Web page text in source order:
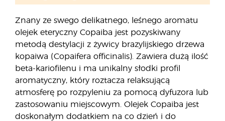
Znany ze swego delikatnego, leśnego aromatu
olejek eteryczny Copaiba jest pozyskiwany
metodą destylacji z żywicy brazylijskiego drzewa
kopaiwa (Copaifera officinalis). Zawiera dużą ilość
beta-kariofilenu i ma unikalny słodki profil
aromatyczny, który roztacza relaksującą
atmosferę po rozpyleniu za pomocą dyfuzora lub
zastosowaniu miejscowym. Olejek Copaiba jest
doskonałym dodatkiem na co dzień i do